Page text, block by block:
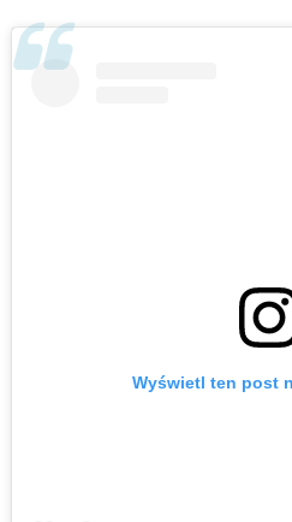
Wyświetl ten post